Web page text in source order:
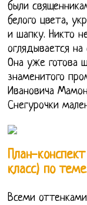
были
белого цвета,
и шапку. Никто
оглядывается
Она уже готова
знаменитого
Ивановича
Снегурочки
План-
класс) по теме
Всеми